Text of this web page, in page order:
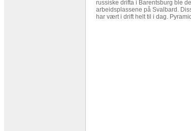
russiske drifta i Barentsburg ble
arbeidsplassene på Svalbard.
har vært i drift helt til i dag.